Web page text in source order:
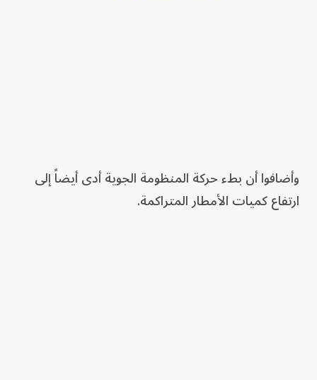
وأضافوا أن بطء حركة المنظومة الجوية أدى أيضاً إلى
ارتفاع كميات الأمطار المتراكمة.